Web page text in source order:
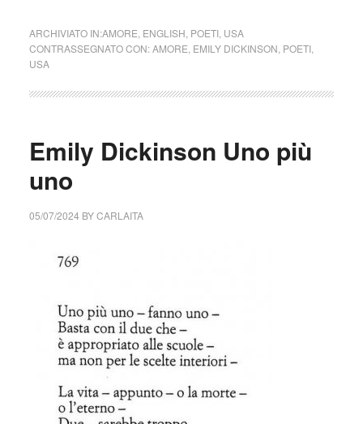
ARCHIVIATO IN:AMORE ENGLISH POETI, USA
CONTRASSEGNATO CON:AMORE EMILY DICKINSON POETI,
USA
Emily Dickinson Uno più
uno
05/07/2024 BYCARLAITA